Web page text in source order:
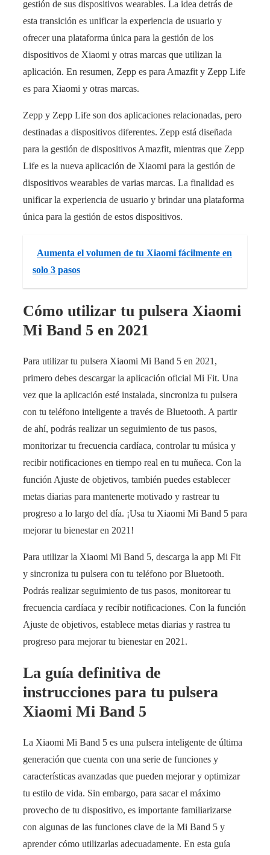
gestión de sus dispositivos wearables. La idea detrás de
esta transición es unificar la experiencia de usuario y
ofrecer una plataforma única para la gestión de los
dispositivos de Xiaomi y otras marcas que utilizan la
aplicación. En resumen, Zepp es para Amazfit y Zepp Life
es para Xiaomi y otras marcas.
Zepp y Zepp Life son dos aplicaciones relacionadas, pero
destinadas a dispositivos diferentes. Zepp está diseñada
para la gestión de dispositivos Amazfit, mientras que Zepp
Life es la nueva aplicación de Xiaomi para la gestión de
dispositivos wearables de varias marcas. La finalidad es
unificar la experiencia de usuario y brindar una plataforma
única para la gestión de estos dispositivos.
Aumenta el volumen de tu Xiaomi fácilmente en
solo 3 pasos
Cómo utilizar tu pulsera Xiaomi
Mi Band 5 en 2021
Para utilizar tu pulsera Xiaomi Mi Band 5 en 2021,
primero debes descargar la aplicación oficial Mi Fit. Una
vez que la aplicación esté instalada, sincroniza tu pulsera
con tu teléfono inteligente a través de Bluetooth. A partir
de ahí, podrás realizar un seguimiento de tus pasos,
monitorizar tu frecuencia cardíaca, controlar tu música y
recibir notificaciones en tiempo real en tu muñeca. Con la
función Ajuste de objetivos, también puedes establecer
metas diarias para mantenerte motivado y rastrear tu
progreso a lo largo del día. ¡Usa tu Xiaomi Mi Band 5 para
mejorar tu bienestar en 2021!
Para utilizar la Xiaomi Mi Band 5, descarga la app Mi Fit
y sincroniza tu pulsera con tu teléfono por Bluetooth.
Podrás realizar seguimiento de tus pasos, monitorear tu
frecuencia cardíaca y recibir notificaciones. Con la función
Ajuste de objetivos, establece metas diarias y rastrea tu
progreso para mejorar tu bienestar en 2021.
La guía definitiva de
instrucciones para tu pulsera
Xiaomi Mi Band 5
La Xiaomi Mi Band 5 es una pulsera inteligente de última
generación que cuenta con una serie de funciones y
características avanzadas que pueden mejorar y optimizar
tu estilo de vida. Sin embargo, para sacar el máximo
provecho de tu dispositivo, es importante familiarizarse
con algunas de las funciones clave de la Mi Band 5 y
aprender cómo utilizarlas adecuadamente. En esta guía